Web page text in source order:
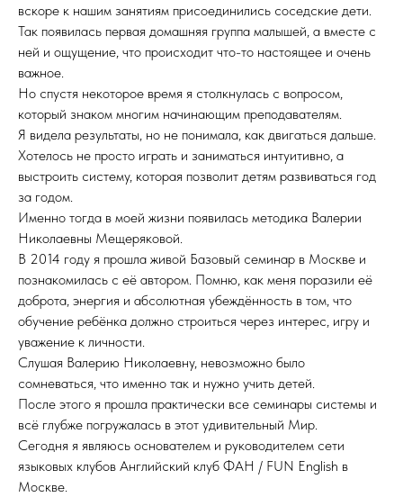
вскоре к нашим занятиям присоединились соседские дети.
Так появилась первая домашняя группа малышей, а вместе с
ней и ощущение, что происходит что-то настоящее и очень
важное.
Но спустя некоторое время я столкнулась с вопросом,
который знаком многим начинающим преподавателям.
Я видела результаты, но не понимала, как двигаться дальше.
Хотелось не просто играть и заниматься интуитивно, а
выстроить систему, которая позволит детям развиваться год
за годом.
Именно тогда в моей жизни появилась методика Валерии
Николаевны Мещеряковой.
В 2014 году я прошла живой Базовый семинар в Москве и
познакомилась с её автором. Помню, как меня поразили её
доброта, энергия и абсолютная убеждённость в том, что
обучение ребёнка должно строиться через интерес, игру и
уважение к личности.
Слушая Валерию Николаевну, невозможно было
сомневаться, что именно так и нужно учить детей.
После этого я прошла практически все семинары системы и
всё глубже погружалась в этот удивительный Мир.
Сегодня я являюсь основателем и руководителем сети
языковых клубов Английский клуб ФАН / FUN English в
Москве.